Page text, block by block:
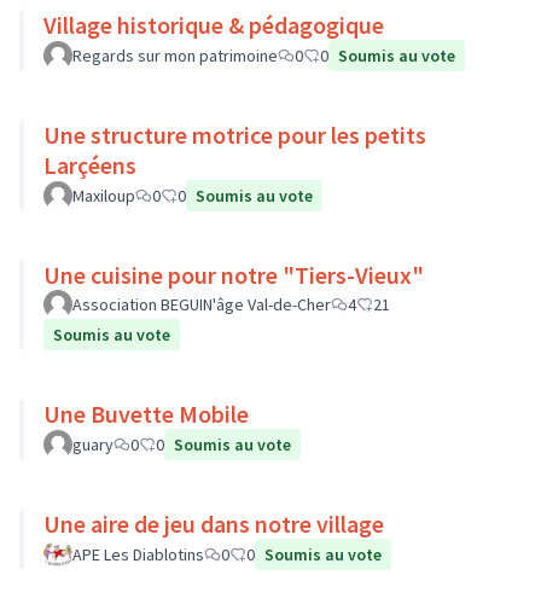
Village historique & pédagogique
Regards sur mon patrimoine 0 0 Soumis au vote
Une structure motrice pour les petits
Larçéens
Maxiloup 0 0 Soumis au vote
Une cuisine pour notre "Tiers-Vieux"
Association BEGUIN'âge Val-de-Cher 4
21
Soumis au vote
Une Buvette Mobile
guary 0 0 Soumis au vote
Une aire de jeu dans notre village
APE Les Diablotins 0 0 Soumis au vote